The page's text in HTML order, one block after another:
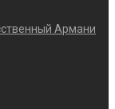
Армани